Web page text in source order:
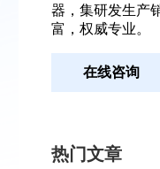
器，集研发生产
富，权威专业。
在线咨询
热门文章